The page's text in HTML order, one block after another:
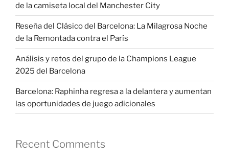
de la camiseta local del Manchester City
Reseña del Clásico del Barcelona: La Milagrosa Noche
de la Remontada contra el París
Análisis y retos del grupo de la Champions League
2025 del Barcelona
Barcelona: Raphinha regresa a la delantera y aumentan
las oportunidades de juego adicionales
Recent Comments